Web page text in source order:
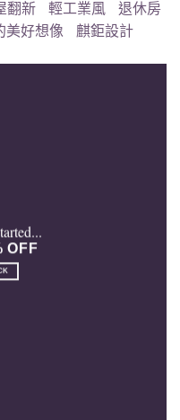
翻新 輕工業風
退休房
美好想像 麒鉅設計
OFF